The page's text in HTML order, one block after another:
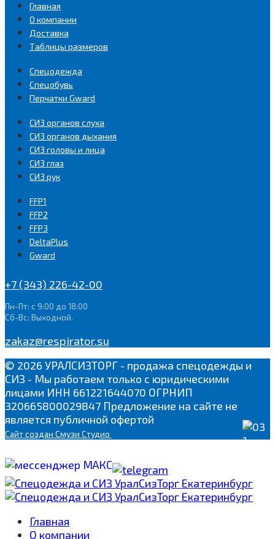
Главная
О компании
Доставка
Таблицы размеров
Спецодежда
Спецобувь
Перчатки Gward
СИЗ органов слуха
СИЗ органов дыхания
СИЗ головы и лица
СИЗ глаз
СИЗ рук
FFP1
FFP2
FFP3
DeltaPlus
Gward
+7 (343) 226-42-00
Пн-Пт: с 9:00 до 18:00
Сб-Вс: Выходной.
zakaz@respirator.su
© 2026 УРАЛСИЗТОРГ - продажа спецодежды и
СИЗ - Мы работаем только с юридическими
лицами ИНН 661221644070 ОГРНИП
320665800029847 Предложение на сайте не
является публичной офертой
Сайтсоздан Смузи Студио
Главная
О компании